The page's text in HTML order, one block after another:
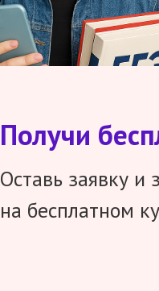
Получи
Оставь заявку и
на бесплатном